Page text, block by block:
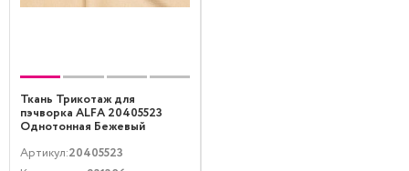
Ткань Трикотаж для
пэчворка ALFA 20405523
Однотонная Бежевый
Артикул:20405523